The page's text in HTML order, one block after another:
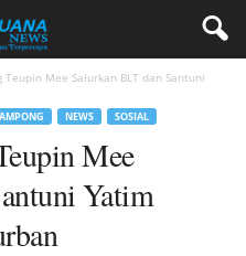
Teupin Mee Salurkan BLT dan Santuni
NEWS SOSIAL
Mee
Yatim